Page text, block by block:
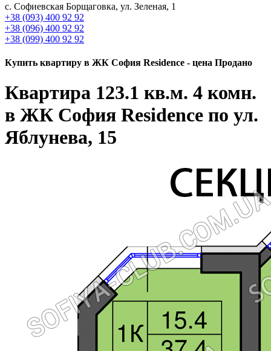
с. Софиевская Борщаговка, ул. Зеленая, 1
+38 (093) 400 92 92
+38 (096) 400 92 92
+38 (099) 400 92 92
Купить квартиру в ЖК София Residence - цена Продано
Квартира 123.1 кв.м. 4 комн.
в ЖК София Residence по ул.
Яблунева, 15